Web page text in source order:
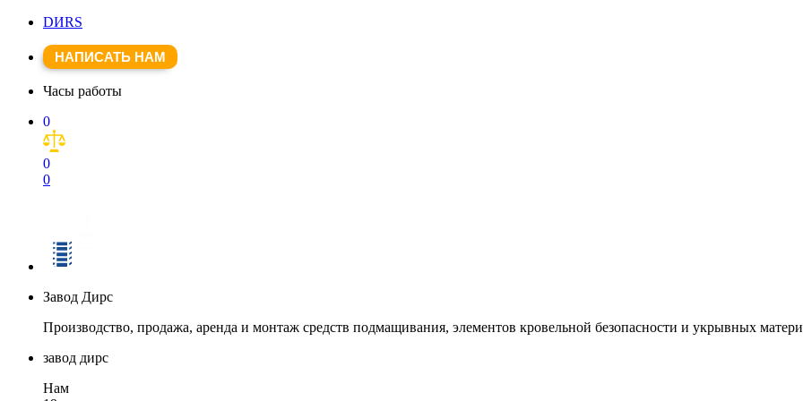
DИRS
НАПИСАТЬ НАМ
Часы работы
0
0
0
Завод Дирс
Производство, продажа, аренда и монтаж средств подмащивания, элементов кровельной безопасности и укрывных
завод дирс
Нам